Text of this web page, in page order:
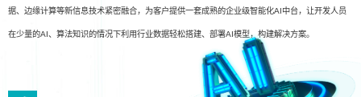
据、边缘计算等新信息技术紧密融合，为客户提供一套成熟的企业级智能化AI中台，让开发人员
在少量的AI、算法知识的情况下利用行业数据轻松搭建、部署AI模型，构建解决方案。